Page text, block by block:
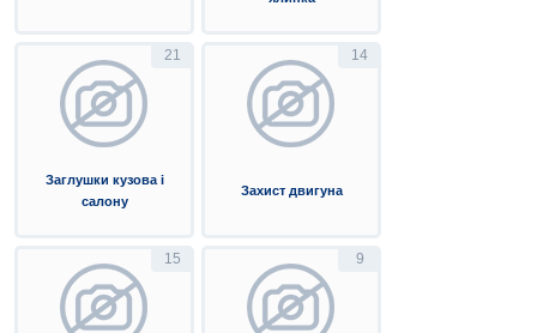
21
Заглушки кузова і
салону
14
Захист двигуна
15 9